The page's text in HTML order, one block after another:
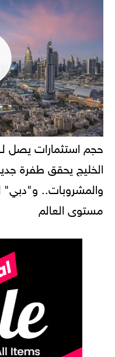
الخليج يحقق طفرة
والمشروبات.. و"دبي"
مستوى العالم